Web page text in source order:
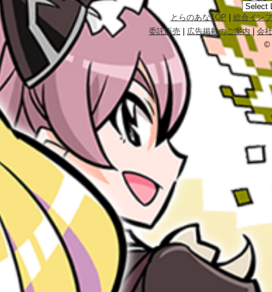
とらのあなTOP
総合イン
委託販売
広告掲載のご案内|会
©